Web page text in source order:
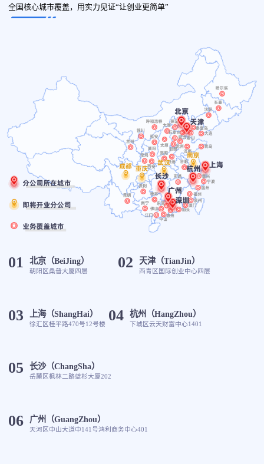
全国核心城市覆盖，用实力见证“让创业更简单”
01 北京（BeiJing）
朝阳区桑普大厦四层 02 天津（TianJin）
西青区国际创业中心四层
03 上海（ShangHai）
徐汇区桂平路470号12号楼 04 杭州（HangZhou）
下城区云天财富中心1401
05 长沙（ChangSha）
岳麓区枫林二路蓝杉大厦202
06 广州（GuangZhou）
天河区中山大道中141号鸿利商务中心401